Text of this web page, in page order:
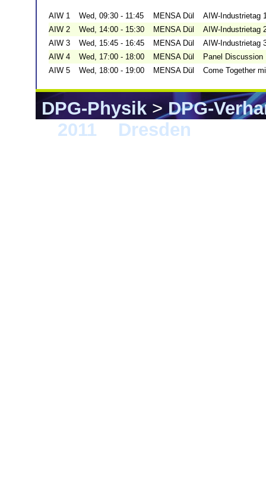
AIW 1 Wed, 09:30 - 11:45 MENSA Dül
AIW-Industrietag
AIW 2
Wed, 14:00 - 15:30 MENSA Dül
AIW-Industrietag
AIW 3
Wed, 15:45 - 16:45 MENSA Dül
AIW-Industrietag
AIW 4
Wed, 17:00 - 18:00 MENSA Dül
Panel Discussion
AIW 5
Wed, 18:00 - 19:00 MENSA Dül Come Together
DPG-Physik>DPG-
2011 Dresden